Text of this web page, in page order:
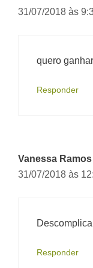
31/07/2018 às
quero
Responder
Vanessa Ramos
31/07/2018 às
Responder